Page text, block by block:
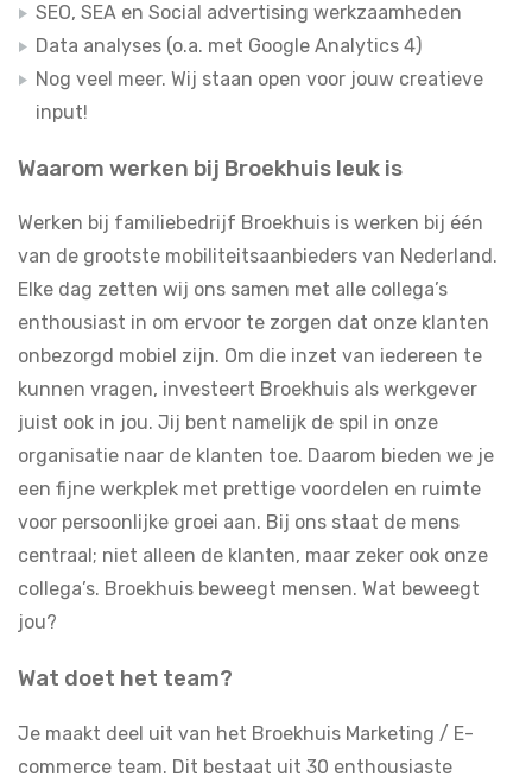
SEO, SEA en Social advertising werkzaamheden
Data analyses (o.a. met Google Analytics 4)
Nog veel meer. Wij staan open voor jouw creatieve
input!
Waarom werken bij Broekhuis leuk is
Werken bij familiebedrijf Broekhuis is werken bij één
van de grootste mobiliteitsaanbieders van Nederland.
Elke dag zetten wij ons samen met alle collega’s
enthousiast in om ervoor te zorgen dat onze klanten
onbezorgd mobiel zijn. Om die inzet van iedereen te
kunnen vragen, investeert Broekhuis als werkgever
juist ook in jou. Jij bent namelijk de spil in onze
organisatie naar de klanten toe. Daarom bieden we je
een fijne werkplek met prettige voordelen en ruimte
voor persoonlijke groei aan. Bij ons staat de mens
centraal; niet alleen de klanten, maar zeker ook onze
collega’s. Broekhuis beweegt mensen. Wat beweegt
jou?
Wat doet het team?
Je maakt deel uit van het Broekhuis Marketing / E-
commerce team. Dit bestaat uit 30 enthousiaste